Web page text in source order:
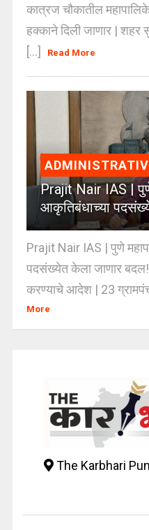
कात्रज चौकातील
हक्काने दिली जाणार | शहर
[...]
Read More
Prajit Nair IAS | पुणे
आकृतिबंधाच्या
Prajit Nair IAS | पुणे
पदसंख्येत केला जाणार बदल!
करण्याचे आदेश | 23
More
The Karbhari